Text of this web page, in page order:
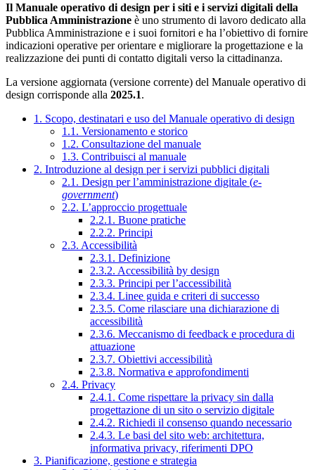
Il Manuale operativo di design per i siti e i servizi digitali della
Pubblica Amministrazione è uno strumento di lavoro dedicato alla
Pubblica Amministrazione e i suoi fornitori e ha l’obiettivo di fornire
indicazioni operative per orientare e migliorare la progettazione e la
realizzazione dei punti di contatto digitali verso la cittadinanza.
La versione aggiornata (versione corrente) del Manuale operativo di
design corrisponde alla 2025.1.
1. Scopo, destinatari e uso del Manuale operativo di design
1.1. Versionamento e storico
1.2. Consultazione del manuale
1.3. Contribuisci al manuale
2. Introduzione al design per i servizi pubblici digitali
2.1. Design per l’amministrazione digitale (e-
government)
2.2. L’approccio progettuale
2.2.1. Buone pratiche
2.2.2. Principi
2.3. Accessibilità
2.3.1. Definizione
2.3.2. Accessibilità by design
2.3.3. Principi per l’accessibilità
2.3.4. Linee guida e criteri di successo
2.3.5. Come rilasciare una dichiarazione di
accessibilità
2.3.6. Meccanismo di feedback e procedura di
attuazione
2.3.7. Obiettivi accessibilità
2.3.8. Normativa e approfondimenti
2.4. Privacy
2.4.1. Come rispettare la privacy sin dalla
progettazione di un sito o servizio digitale
2.4.2. Richiedi il consenso quando necessario
2.4.3. Le basi del sito web: architettura,
informativa privacy, riferimenti DPO
3. Pianificazione, gestione e strategia